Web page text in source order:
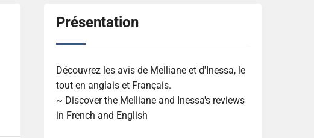
Présentation
Découvrez les avis de Melliane et d'Inessa, le
tout en anglais et Français.
~ Discover the Melliane and Inessa's reviews
in French and English